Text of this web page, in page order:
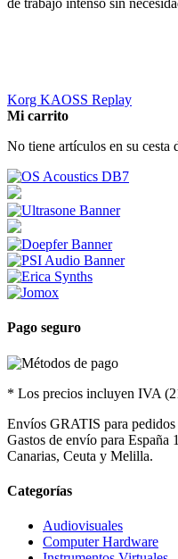
de trabajo intenso sin
Korg KAOSS Replay
Mi carrito
No tiene artículos en su cesta
Pago seguro
* Los precios incluyen IVA
Envíos GRATIS para pedidos
Gastos de envío para España
Canarias, Ceuta y Melilla.
Categorías
Audiovisuales
Computer Hardware